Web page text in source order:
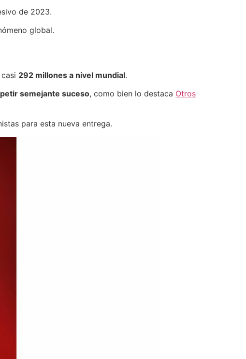
de 2023.
global.
292 millones a nivel mundial.
semejante suceso, como bien lo destaca Otros
para esta nueva entrega.